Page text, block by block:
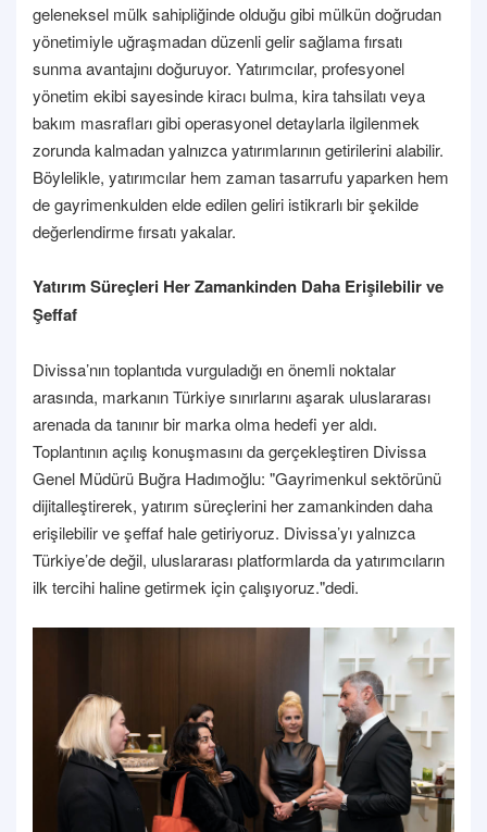
geleneksel mülk sahipliğinde olduğu gibi mülkün doğrudan
yönetimiyle uğraşmadan düzenli gelir sağlama fırsatı
sunma avantajını doğuruyor. Yatırımcılar, profesyonel
yönetim ekibi sayesinde kiracı bulma, kira tahsilatı veya
bakım masrafları gibi operasyonel detaylarla ilgilenmek
zorunda kalmadan yalnızca yatırımlarının getirilerini alabilir.
Böylelikle, yatırımcılar hem zaman tasarrufu yaparken hem
de gayrimenkulden elde edilen geliri istikrarlı bir şekilde
değerlendirme fırsatı yakalar.
Yatırım Süreçleri Her Zamankinden Daha Erişilebilir ve
Şeffaf
Divissa’nın toplantıda vurguladığı en önemli noktalar
arasında, markanın Türkiye sınırlarını aşarak uluslararası
arenada da tanınır bir marka olma hedefi yer aldı.
Toplantının açılış konuşmasını da gerçekleştiren Divissa
Genel Müdürü Buğra Hadımoğlu: "Gayrimenkul sektörünü
dijitalleştirerek, yatırım süreçlerini her zamankinden daha
erişilebilir ve şeffaf hale getiriyoruz. Divissa’yı yalnızca
Türkiye’de değil, uluslararası platformlarda da yatırımcıların
ilk tercihi haline getirmek için çalışıyoruz."dedi.